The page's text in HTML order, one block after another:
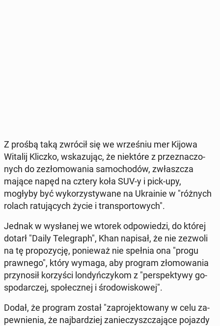
Z prośbą taką zwrócił się we wrze­śniu mer Kijowa
Witalij Kliczko, wska­zu­jąc, że nie­któ­re z prze­zna­czo­
nych do ze­zło­mo­wa­nia sa­mo­cho­dów, zwłasz­cza
mające napęd na cztery koła SUV-y i pick-upy,
mogłyby być wy­ko­rzy­sty­wa­ne na Ukra­inie w "różnych
rolach ra­tu­ją­cych życie i trans­por­to­wych".
Jednak w wy­sła­nej we wtorek od­po­wie­dzi, do której
dotarł "Daily Te­le­graph", Khan napisał, że nie zezwoli
na tę pro­po­zy­cję, po­nie­waż nie spełnia ona "progu
praw­ne­go", który wymaga, aby program zło­mo­wa­nia
przy­no­sił ko­rzy­ści lon­dyń­czy­kom z "per­spek­ty­wy go­
spo­dar­czej, spo­łecz­nej i śro­do­wi­sko­wej".
Dodał, że program został "za­pro­jek­to­wa­ny w celu za­
pew­nie­nia, że naj­bar­dziej za­nie­czysz­cza­ją­ce pojazdy